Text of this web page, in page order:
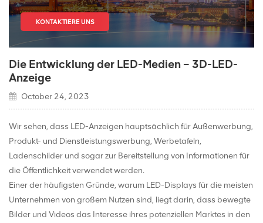
KONTAKTIERE UNS
Die Entwicklung der LED-Medien – 3D-LED-
Anzeige
October 24, 2023
Wir sehen, dass LED-Anzeigen hauptsächlich für Außenwerbung,
Produkt- und Dienstleistungswerbung, Werbetafeln,
Ladenschilder und sogar zur Bereitstellung von Informationen für
die Öffentlichkeit verwendet werden.
Einer der häufigsten Gründe, warum LED-Displays für die meisten
Unternehmen von großem Nutzen sind, liegt darin, dass bewegte
Bilder und Videos das Interesse ihres potenziellen Marktes in den